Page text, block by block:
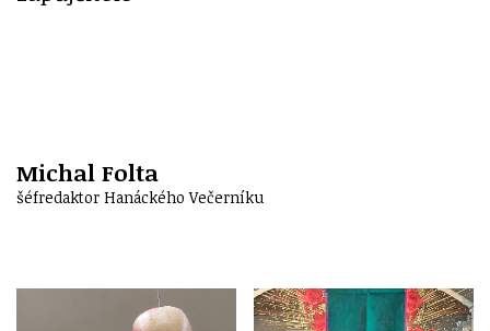
Michal Folta
šéfredaktor Hanáckého Večerníku